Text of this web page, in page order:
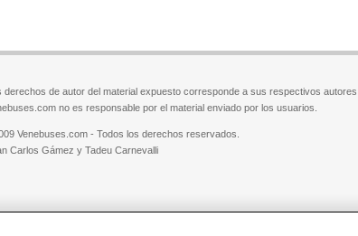
derechos de autor del material expuesto corresponde a sus respectivos autores.
no es responsable por el material enviado por los usuarios.
Venebuses.com - Todos los derechos reservados.
Carlos Gámez y Tadeu Carnevalli